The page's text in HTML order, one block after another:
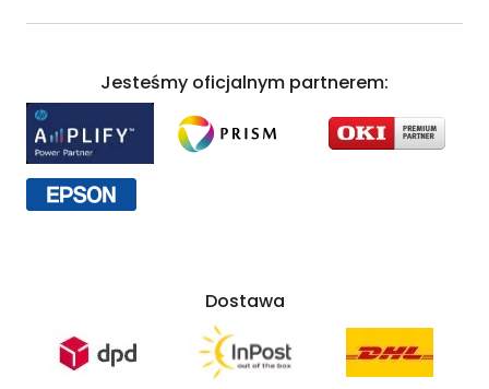
Jesteśmy oficjalnym partnerem:
Dostawa